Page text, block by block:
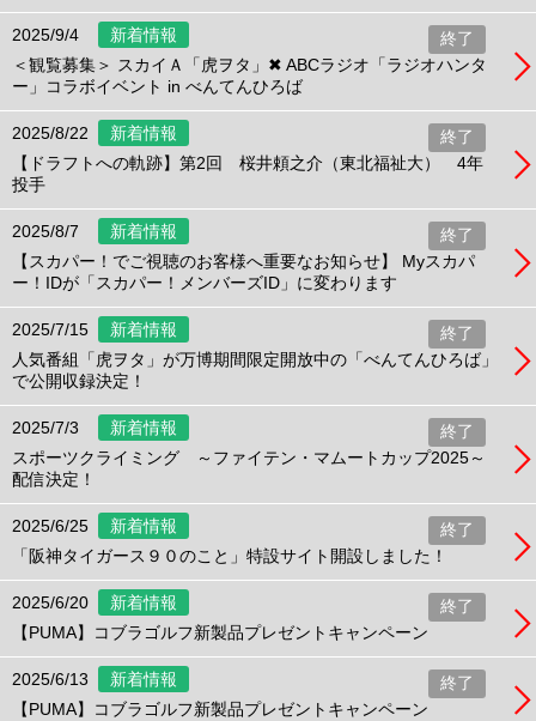
2025/9/4 新着情報
終了
＜観覧募集＞ スカイＡ「虎ヲタ」✖ ABCラジオ「ラジオハンタ
ー」コラボイベント in べんてんひろば
2025/8/22 新着情報
終了
【ドラフトへの軌跡】第2回 桜井頼之介（東北福祉大） 4年
投手
2025/8/7 新着情報
終了
【スカパー！でご視聴のお客様へ重要なお知らせ】 Myスカパ
ー！IDが「スカパー！メンバーズID」に変わります
2025/7/15 新着情報
終了
人気番組「虎ヲタ」が万博期間限定開放中の「べんてんひろば」
で公開収録決定！
2025/7/3 新着情報
終了
スポーツクライミング ～ファイテン・マムートカップ2025～
配信決定！
2025/6/25 新着情報
終了
「阪神タイガース９０のこと」特設サイト開設しました！
2025/6/20 新着情報
終了
【PUMA】コブラゴルフ新製品プレゼントキャンペーン
2025/6/13 新着情報
終了
【PUMA】コブラゴルフ新製品プレゼントキャンペーン